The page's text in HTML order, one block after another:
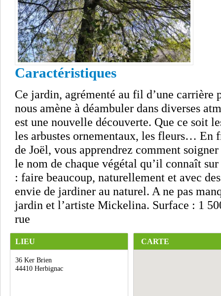
Caractéristiques
Ce jardin, agrémenté au fil d’une carrière
nous amène à déambuler dans diverses
est une nouvelle découverte. Que ce soit
les arbustes ornementaux, les fleurs… En
de Joël, vous apprendrez comment
le nom de chaque végétal qu’il connaît
: faire beaucoup, naturellement et avec
envie de jardiner au naturel. A ne pas
jardin et l’artiste Mickelina. Surface : 1
rue
LIEU
36 Ker Brien
44410 Herbignac
CARTE